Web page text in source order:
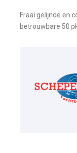
Fraai gelijnde en
betrouwbare 50